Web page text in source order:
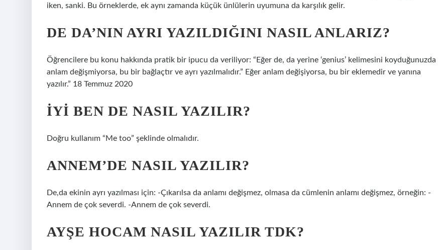
iken, sanki. Bu örneklerde, ek aynı zamanda küçük ünlülerin uyumuna da karşılık gelir.
DE DA’NIN AYRI YAZILDIĞINI NASIL ANLARIZ?
Öğrencilere bu konu hakkında pratik bir ipucu da veriliyor: “Eğer de, da yerine ‘genius’ kelimesini koyduğunuzda
anlam değişmiyorsa, bu bir bağlaçtır ve ayrı yazılmalıdır.” Eğer anlam değişiyorsa, bu bir eklemedir ve yanına
yazılır.” 18 Temmuz 2020
İYI BEN DE NASIL YAZILIR?
Doğru kullanım “Me too” şeklinde olmalıdır.
ANNEM’DE NASIL YAZILIR?
De,da ekinin ayrı yazılması için: -Çıkarılsa da anlamı değişmez, olmasa da cümlenin anlamı değişmez, örneğin: -
Annem de çok severdi. -Annem de çok severdi.
AYŞE HOCAM NASIL YAZILIR TDK?